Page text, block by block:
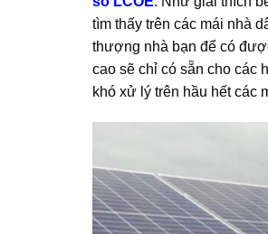
tìm thấy trên các mái nhà
thượng nhà bạn để có
cao sẽ chỉ có sẵn cho các
khó xử lý trên hầu hết các